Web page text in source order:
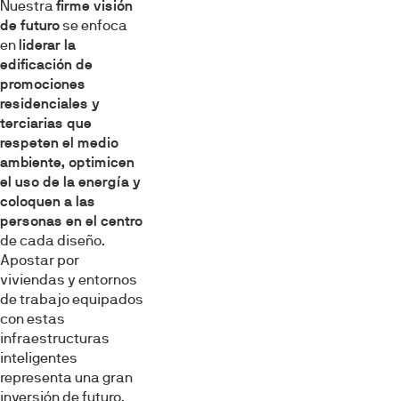
Nuestra firme visión
de futurose enfoca
enliderar la
edificación de
promociones
residenciales y
terciarias que
respeten el medio
ambiente, optimicen
el uso de la energía y
coloquen a las
personas en el centro
de cada diseño.
Apostar por
viviendas y entornos
de trabajo equipados
con estas
infraestructuras
inteligentes
representa una gran
inversión de futuro,